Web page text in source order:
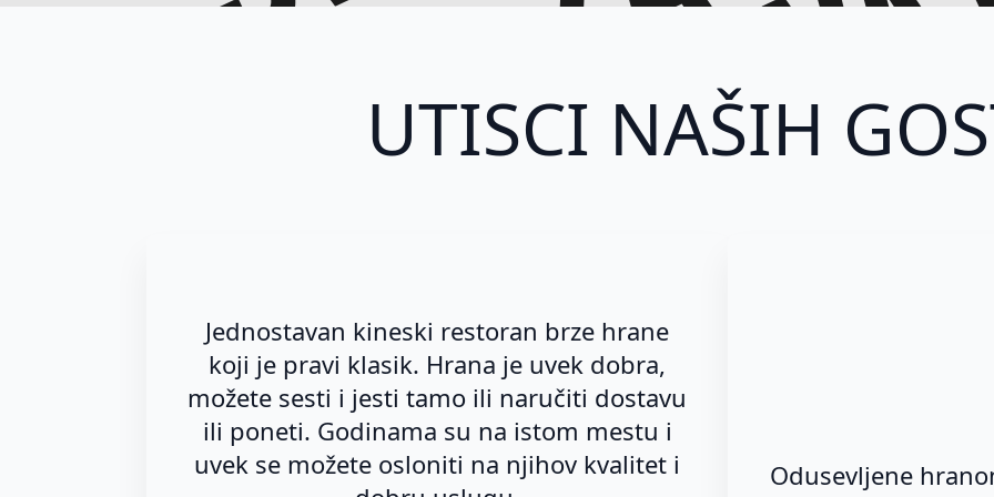
UTISCI NAŠIH
Jednostavan kineski restoran brze hrane
koji je pravi klasik. Hrana je uvek dobra,
možete sesti i jesti tamo ili naručiti dostavu
ili poneti. Godinama su na istom mestu i
uvek se možete osloniti na njihov kvalitet i
Odusevljene